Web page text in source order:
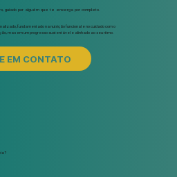
guiado por alguém que te enxerga por completo.
fundamentado na nutrição funcional e no cuidado com o
mas em um progresso sustentável e alinhado ao seu ritmo.
EM CONTATO